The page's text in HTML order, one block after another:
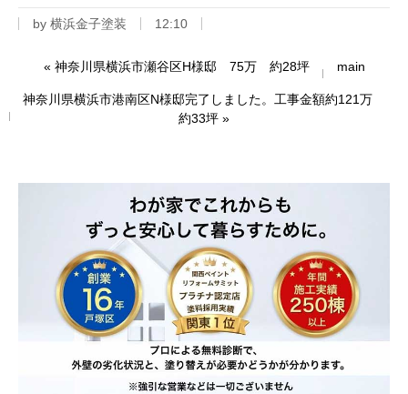
by 横浜金子塗装 12:10
« 神奈川県横浜市瀬谷区H様邸 75万 約28坪 main
神奈川県横浜市港南区N様邸完了しました。工事金額約121万
約33坪 »